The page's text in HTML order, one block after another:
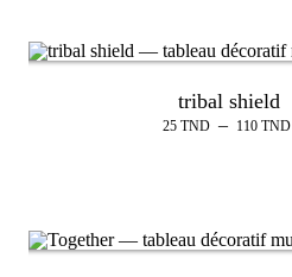
tribal shield
25 TND – 110 TND